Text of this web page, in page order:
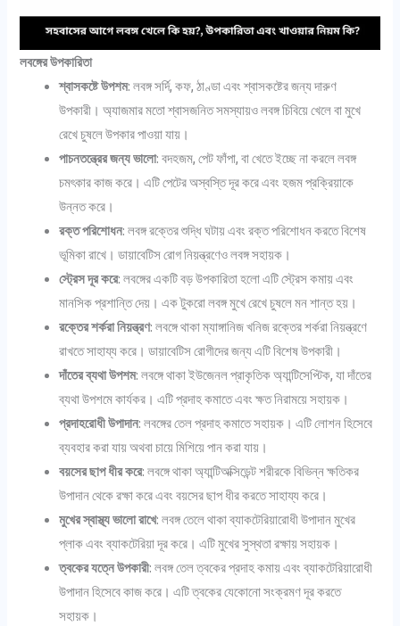
লবঙ্গের উপকারিতা
শ্বাসকষ্টে উপশম: লবঙ্গ সর্দি, কফ, ঠাণ্ডা এবং শ্বাসকষ্টের জন্য দারুণ
উপকারী। অ্যাজমার মতো শ্বাসজনিত সমস্যায়ও লবঙ্গ চিবিয়ে খেলে বা মুখে
রেখে চুষলে উপকার পাওয়া যায়।
পাচনতন্ত্রের জন্য ভালো: বদহজম, পেট ফাঁপা, বা খেতে ইচ্ছে না করলে লবঙ্গ
চমৎকার কাজ করে। এটি পেটের অস্বস্তি দূর করে এবং হজম প্রক্রিয়াকে
উন্নত করে।
রক্ত পরিশোধন: লবঙ্গ রক্তের শুদ্ধি ঘটায় এবং রক্ত পরিশোধন করতে বিশেষ
ভূমিকা রাখে। ডায়াবেটিস রোগ নিয়ন্ত্রণেও লবঙ্গ সহায়ক।
স্ট্রেস দূর করে: লবঙ্গের একটি বড় উপকারিতা হলো এটি স্ট্রেস কমায় এবং
মানসিক প্রশান্তি দেয়। এক টুকরো লবঙ্গ মুখে রেখে চুষলে মন শান্ত হয়।
রক্তের শর্করা নিয়ন্ত্রণ: লবঙ্গে থাকা ম্যাঙ্গানিজ খনিজ রক্তের শর্করা নিয়ন্ত্রণে
রাখতে সাহায্য করে। ডায়াবেটিস রোগীদের জন্য এটি বিশেষ উপকারী।
দাঁতের ব্যথা উপশম: লবঙ্গে থাকা ইউজেনল প্রাকৃতিক অ্যান্টিসেপ্টিক, যা দাঁতের
ব্যথা উপশমে কার্যকর। এটি প্রদাহ কমাতে এবং ক্ষত নিরাময়ে সহায়ক।
প্রদাহরোধী উপাদান: লবঙ্গের তেল প্রদাহ কমাতে সহায়ক। এটি লোশন হিসেবে
ব্যবহার করা যায় অথবা চায়ে মিশিয়ে পান করা যায়।
বয়সের ছাপ ধীর করে: লবঙ্গে থাকা অ্যান্টিঅক্সিডেন্ট শরীরকে বিভিন্ন ক্ষতিকর
উপাদান থেকে রক্ষা করে এবং বয়সের ছাপ ধীর করতে সাহায্য করে।
মুখের স্বাস্থ্য ভালো রাখে: লবঙ্গ তেলে থাকা ব্যাকটেরিয়ারোধী উপাদান মুখের
প্লাক এবং ব্যাকটেরিয়া দূর করে। এটি মুখের সুস্থতা রক্ষায় সহায়ক।
ত্বকের যত্নে উপকারী: লবঙ্গ তেল ত্বকের প্রদাহ কমায় এবং ব্যাকটেরিয়ারোধী
উপাদান হিসেবে কাজ করে। এটি ত্বকের যেকোনো সংক্রমণ দূর করতে
সহায়ক।